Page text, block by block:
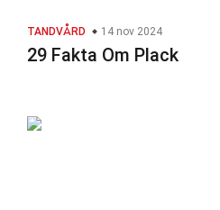
TANDVÅRD 14 nov 2024
29 Fakta Om Plack